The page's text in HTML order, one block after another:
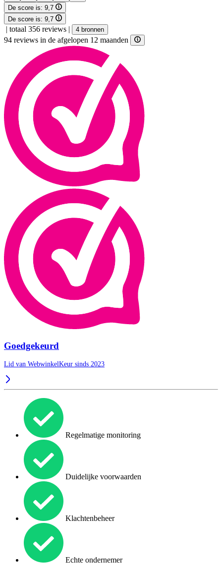
De score is: 9,7
De score is: 9,7
| totaal 356 reviews | 4 bronnen
94 reviews in de afgelopen 12 maanden
Goedgekeurd
Lid van WebwinkelKeur sinds 2023
Regelmatige monitoring
Duidelijke voorwaarden
Klachtenbeheer
Echte ondernemer